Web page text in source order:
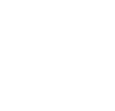
ห้ถูกต้อง และ
าพรรคเพื่อไทย